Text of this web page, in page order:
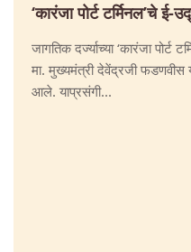
‘कारंजा पोर्ट टर्मिनल’चे ई-
जागतिक दर्ज्याच्या ‘कारंजा
मा. मुख्यमंत्री देवेंद्रजी फडणवीस
आले. याप्रसंगी...